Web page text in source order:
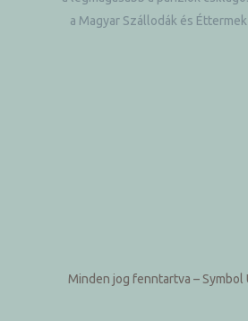
a Magyar Szállodák és
Minden jog fenntartva –